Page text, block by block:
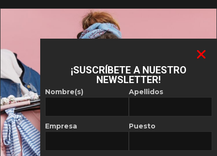
¡SUSCRÍBETE A NUESTRO
NEWSLETTER!
Nombre(s)
Empresa
Apellidos
Puesto